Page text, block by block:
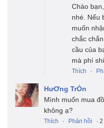
Chào
nhé. Nếu
muốn
chắc
cầu của
mà phí
Thích ·
HưƠng TrÒn
Mình muốn mua
không ạ?
Thích · Phản hồi ·